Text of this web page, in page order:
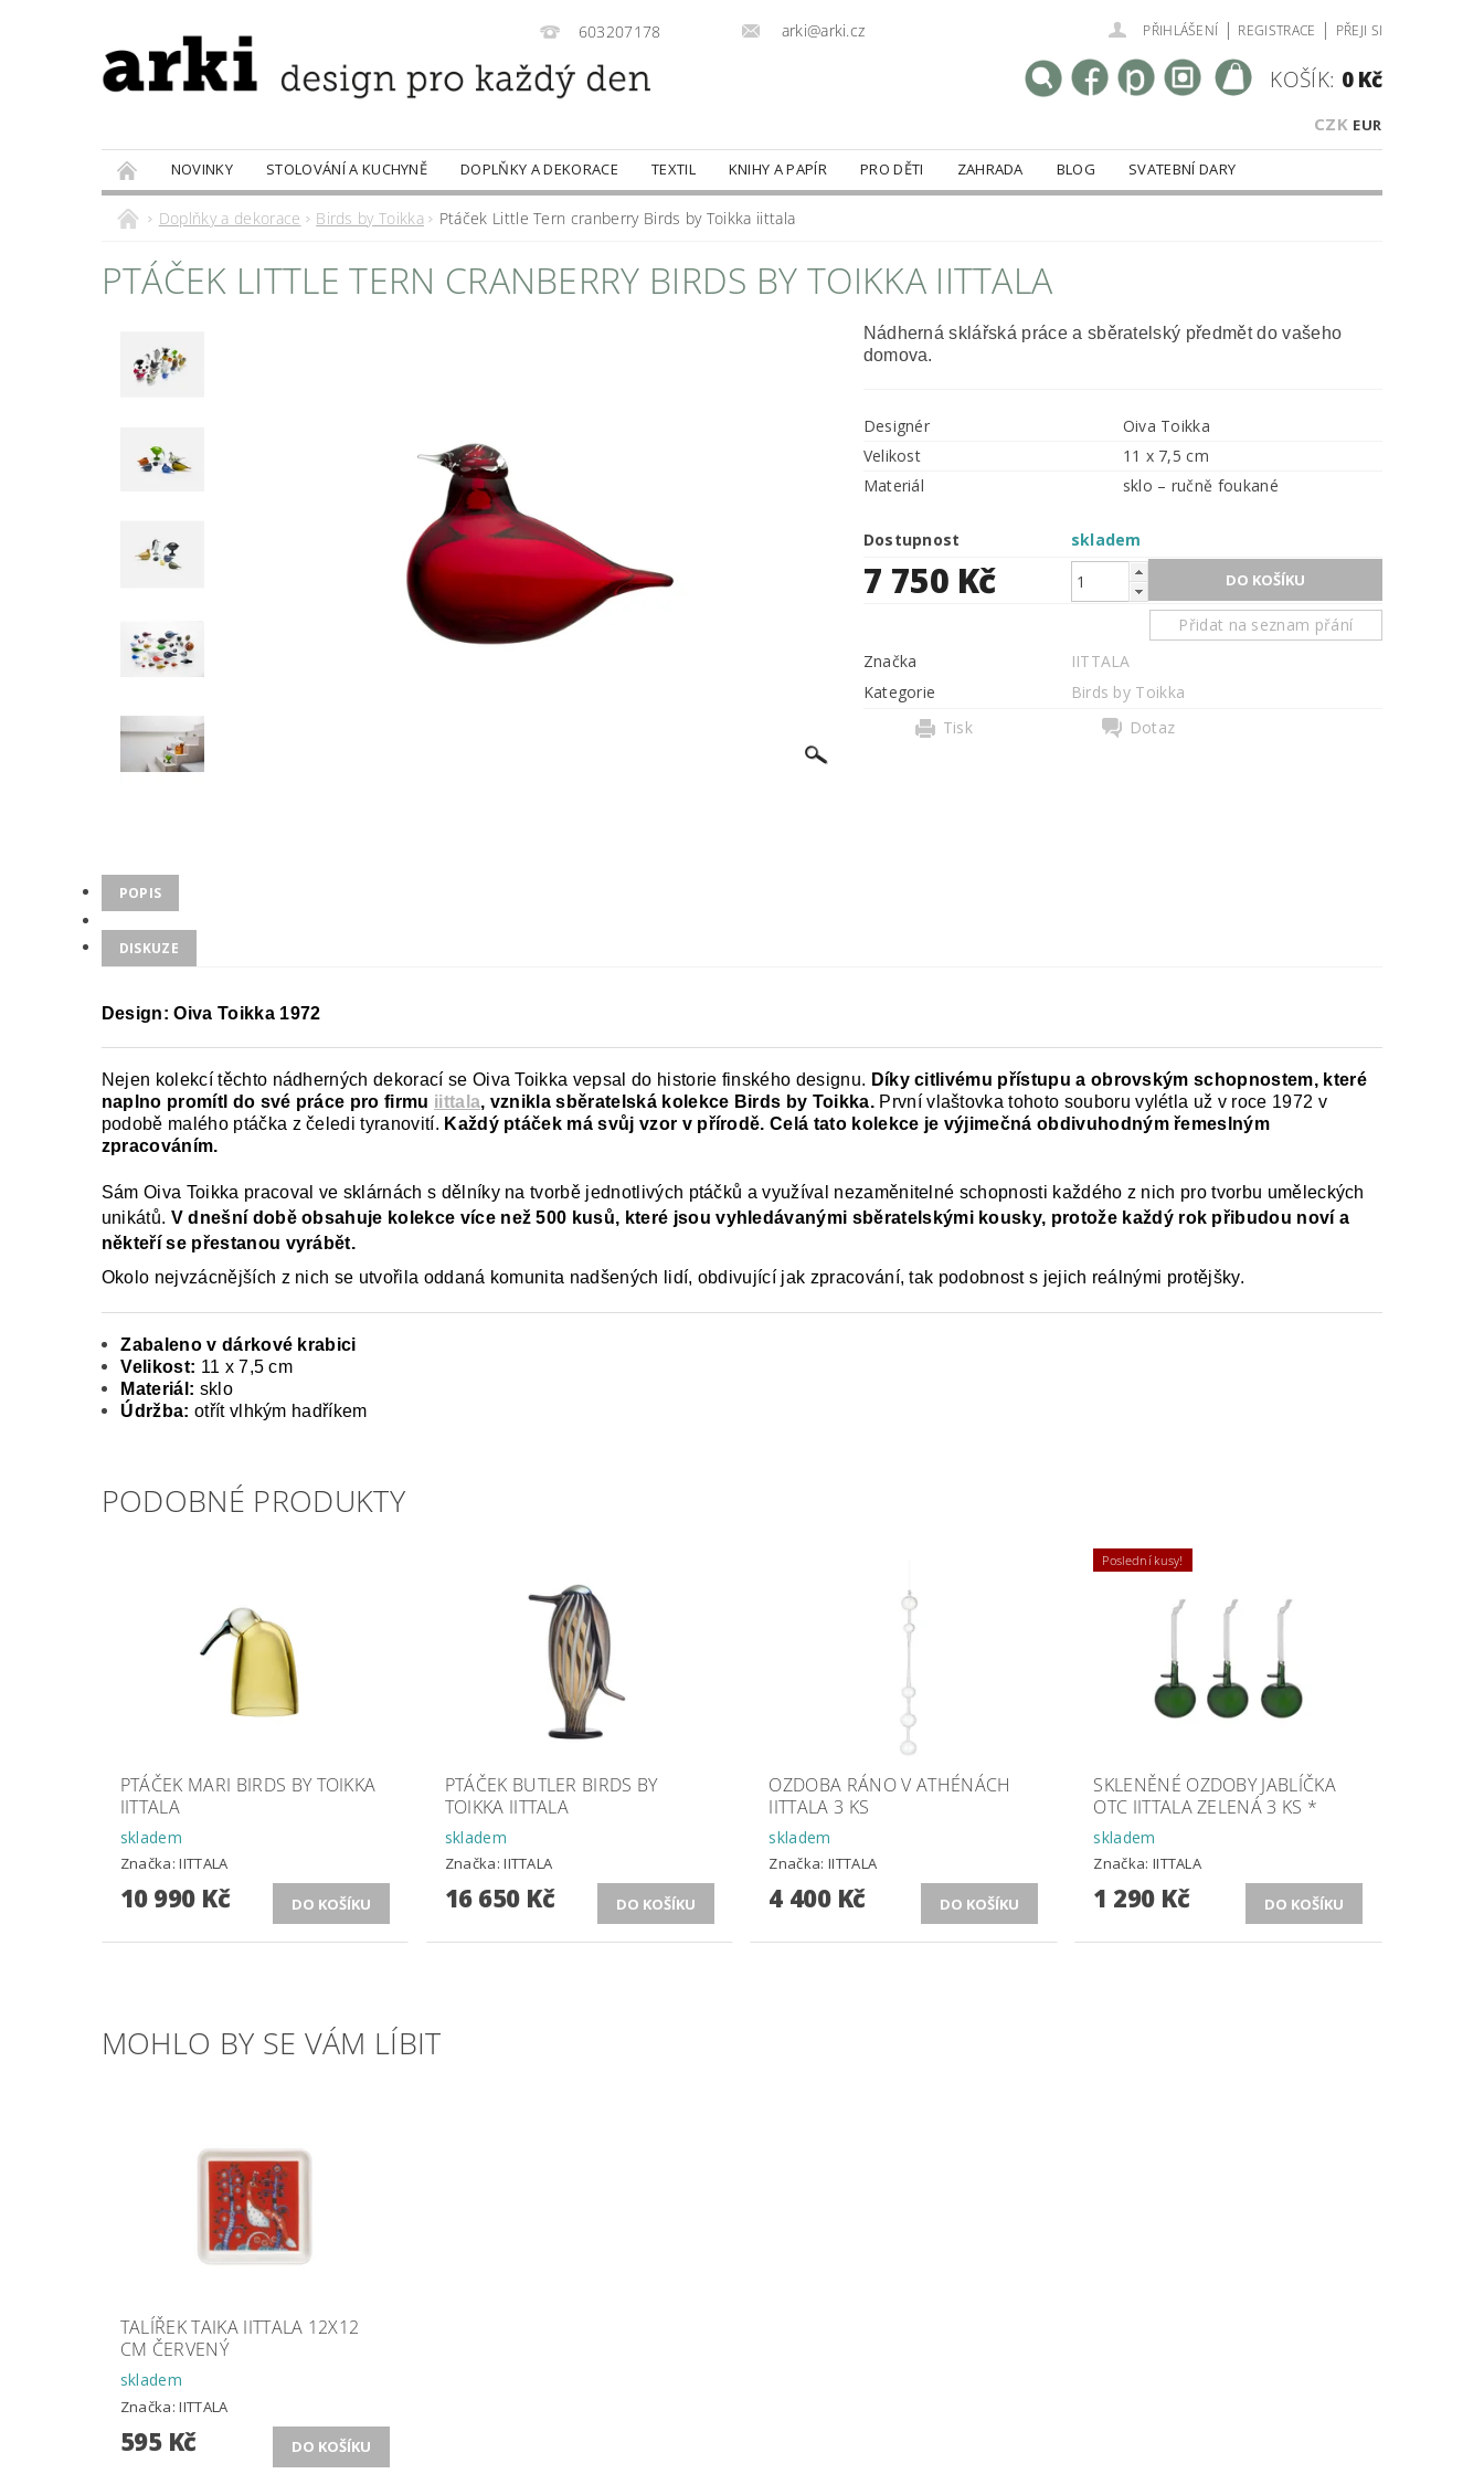
603207178 arki@arki.cz PŘIHLÁŠENÍ | REGISTRACE | PŘEJI SI
CZK EUR
KOŠÍK: 0 Kč
NOVINKY STOLOVÁNÍ A KUCHYNĚ DOPLŇKY A DEKORACE TEXTIL KNIHY A PAPÍR PRO DĚTI ZAHRADA BLOG
SVATEBNÍ DARY
PRODÁVANÉ ZNAČKY
DOBROTY
Doplňky a dekorace Birds by Toikka Ptáček Little Tern cranberry Birds by Toikka iittala
PTÁČEK LITTLE TERN CRANBERRY BIRDS BY TOIKKA IITTALA
Nádherná sklářská práce a sběratelský předmět do vašeho
domova.
Designér
Oiva Toikka
Velikost
11 x 7,5 cm
Materiál
sklo – ručně foukané
Dostupnost skladem
7 750 Kč
Přidat na seznam přání
Značka
IITTALA
Kategorie
Birds by Toikka
Tisk
Dotaz
POPIS
DISKUZE
Design: Oiva Toikka 1972
Nejen kolekcí těchto nádherných dekorací se Oiva Toikka vepsal do historie finského designu. Díky citlivému přístupu a obrovským schopnostem, které
naplno promítl do své práce pro firmu iittala, vznikla sběratelská kolekce Birds by Toikka.První vlaštovka tohoto souboru vylétla už v roce 1972 v
podobě malého ptáčka z čeledi tyranovití. Každý ptáček má svůj vzor v přírodě. Celá tato kolekce je výjimečná obdivuhodným řemeslným
zpracováním.
Sám Oiva Toikka pracoval ve sklárnách s dělníky na tvorbě jednotlivých ptáčků a využíval nezaměnitelné schopnosti každého z nich pro tvorbu uměleckých
unikátů. V dnešní době obsahuje kolekce více než 500 kusů, které jsou vyhledávanými sběratelskými kousky, protože každý rok přibudou noví a
někteří se přestanou vyrábět.
Okolo nejvzácnějších z nich se utvořila oddaná komunita nadšených lidí, obdivující jak zpracování, tak podobnost s jejich reálnými protějšky.
Zabaleno v dárkové krabici
Velikost: 11 x 7,5 cm
Materiál: sklo
Údržba: otřít vlhkým hadříkem
PODOBNÉ PRODUKTY
PTÁČEK MARI BIRDS BY TOIKKA
IITTALA
skladem
Značka:IITTALA
10 990 Kč
PTÁČEK BUTLER BIRDS BY
TOIKKA IITTALA
skladem
Značka:IITTALA
16 650 Kč
OZDOBA RÁNO V ATHÉNÁCH
IITTALA 3 KS
skladem
Značka:IITTALA
4 400 Kč
Poslední kusy!
SKLENĚNÉ OZDOBY JABLÍČKA
OTC IITTALA ZELENÁ 3 KS *
skladem
Značka: IITTALA
1 290 Kč
MOHLO BY SE VÁM LÍBIT
TALÍŘEK TAIKA IITTALA 12X12
CM ČERVENÝ
skladem
Značka:IITTALA
595 Kč